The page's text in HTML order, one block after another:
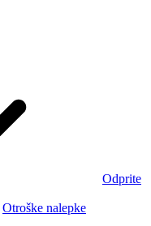
Odprite
Otroške nalepke